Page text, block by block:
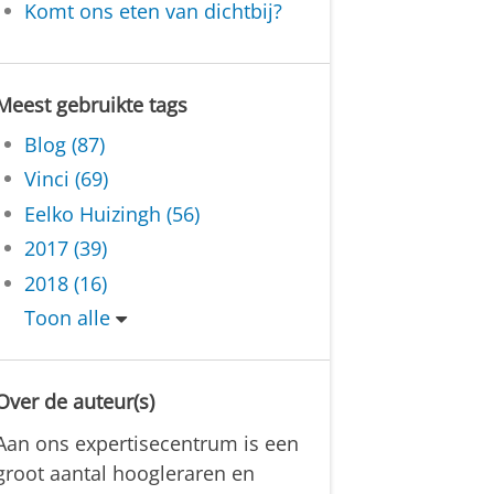
Komt ons eten van dichtbij?
gebruikte tags
Blog (87)
Vinci (69)
Eelko Huizingh (56)
2017 (39)
2018 (16)
Toon alle
de auteur(s)
ons expertisecentrum is een
aantal hoogleraren en